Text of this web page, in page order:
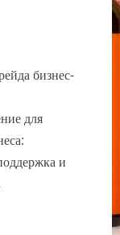
бизнес-
для
и